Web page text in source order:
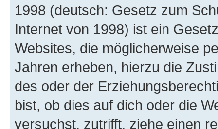
1998 (deutsch: Gesetz zum
Internet von 1998) ist ein
Websites, die möglicherweise
Jahren erheben, hierzu die
des oder der
bist, ob dies auf dich oder die
versuchst, zutrifft, ziehe einen